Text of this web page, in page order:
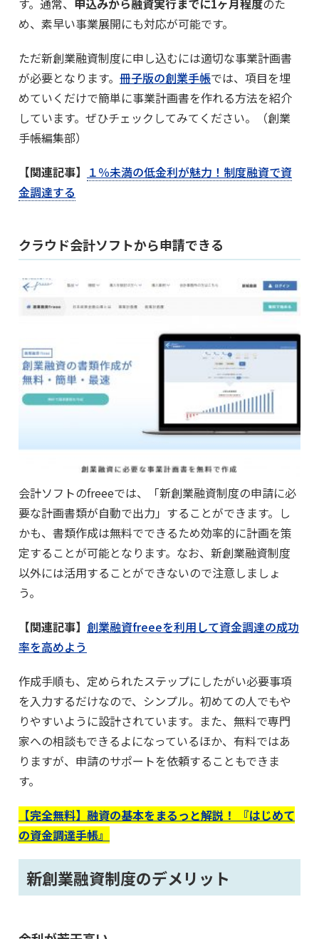
め、素早い事業展開にも対応が可能です。
ただ新創業融資制度に申し込むには適切な事業計画書
が必要となります。 冊子版の創業手帳では、項目を埋
めていくだけで簡単に事業計画書を作れる方法を紹介
しています。ぜひチェックしてみてください。（創業
手帳編集部）
【関連記事】 １％未満の低金利が魅力！制度融資で資
金調達する
クラウド会計ソフトから申請できる
会計ソフトのfreeeでは、「新創業融資制度の申請に必
要な計画書類が自動で出力」することができます。し
かも、書類作成は無料でできるため効率的に計画を策
定することが可能となります。なお、新創業融資制度
以外には活用することができないので注意しましょ
う。
【関連記事】 創業融資freeeを利用して資金調達の成功
率を高めよう
作成手順も、定められたステップにしたがい必要事項
を入力するだけなので、シンプル。初めての人でもや
りやすいように設計されています。また、無料で専門
家への相談もできるよになっているほか、有料ではあ
りますが、申請のサポートを依頼することもできま
す。
【完全無料】融資の基本をまるっと解説！ 『はじめて
の資金調達手帳』
新創業融資制度のデメリット